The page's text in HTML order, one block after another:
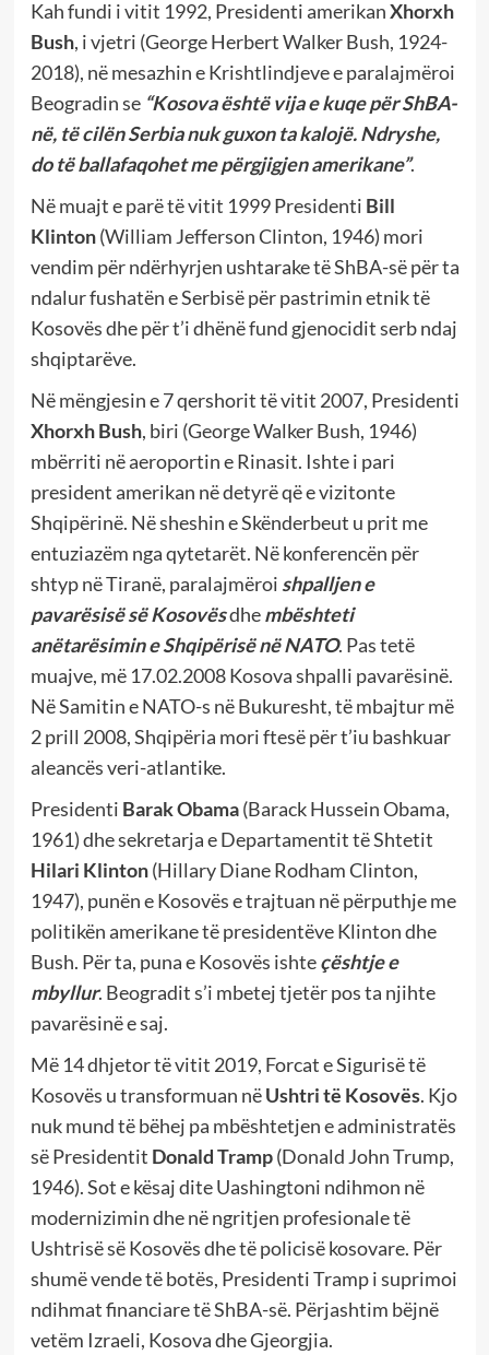
Kah fundi i vitit 1992, Presidenti amerikanXhorxh
Bush, i vjetri (George Herbert Walker Bush, 1924-
2018), në mesazhin e Krishtlindjeve e paralajmëroi
Beogradin se “Kosova është vija e kuqe për ShBA-
në, të cilën Serbia nuk guxon ta kalojë. Ndryshe,
do të ballafaqohet me përgjigjen amerikane”.
Në muajt e parë të vitit 1999 Presidenti Bill
Klinton(William Jefferson Clinton, 1946) mori
vendim për ndërhyrjen ushtarake të ShBA-së për ta
ndalur fushatën e Serbisë për pastrimin etnik të
Kosovës dhe për t’i dhënë fund gjenocidit serb ndaj
shqiptarëve.
Në mëngjesin e 7 qershorit të vitit 2007, Presidenti
Xhorxh Bush, biri (George Walker Bush, 1946)
mbërriti në aeroportin e Rinasit. Ishte i pari
president amerikan në detyrë që e vizitonte
Shqipërinë. Në sheshin e Skënderbeut u prit me
entuziazëm nga qytetarët. Në konferencën për
shtyp në Tiranë, paralajmëroi shpalljen e
pavarësisë së Kosovësdhembështeti
anëtarësimin e Shqipërisë në NATO. Pas tetë
muajve, më 17.02.2008 Kosova shpalli pavarësinë.
Në Samitin e NATO-s në Bukuresht, të mbajtur më
2 prill 2008, Shqipëria mori ftesë për t’iu bashkuar
aleancës veri-atlantike.
Presidenti Barak Obama(Barack Hussein Obama,
1961) dhe sekretarja e Departamentit të Shtetit
Hilari Klinton(Hillary Diane Rodham Clinton,
1947), punën e Kosovës e trajtuan në përputhje me
politikën amerikane të presidentëve Klinton dhe
Bush. Për ta, puna e Kosovës ishteçështje e
mbyllur. Beogradit s’i mbetej tjetër pos ta njihte
pavarësinë e saj.
Më 14 dhjetor të vitit 2019, Forcat e Sigurisë të
Kosovës u transformuan nëUshtri të Kosovës. Kjo
nuk mund të bëhej pa mbështetjen e administratës
së Presidentit Donald Tramp(Donald John Trump,
1946). Sot e kësaj dite Uashingtoni ndihmon në
modernizimin dhe në ngritjen profesionale të
Ushtrisë së Kosovës dhe të policisë kosovare. Për
shumë vende të botës, Presidenti Tramp i suprimoi
ndihmat financiare të ShBA-së. Përjashtim bëjnë
vetëm Izraeli, Kosova dhe Gjeorgjia.